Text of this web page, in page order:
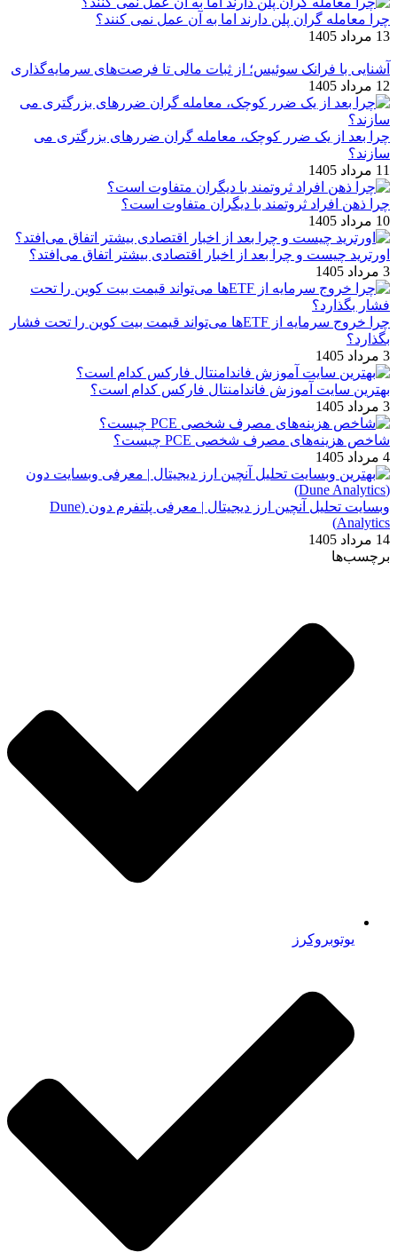
چرا معامله ‌گران پلن دارند اما به آن عمل نمی ‌کنند؟
13 مرداد 1405
آشنایی با فرانک سوئیس؛ از ثبات مالی تا فرصت‌های سرمایه‌گذاری
12 مرداد 1405
چرا بعد از یک ضرر کوچک، معامله‌ گران ضررهای بزرگتری می
‌سازند؟
11 مرداد 1405
چرا ذهن افراد ثروتمند با دیگران متفاوت است؟
10 مرداد 1405
اورترید چیست و چرا بعد از اخبار اقتصادی بیشتر اتفاق می‌افتد؟
3 مرداد 1405
چرا خروج سرمایه از ETFها می‌تواند قیمت بیت‌ کوین را تحت فشار
بگذارد؟
3 مرداد 1405
بهترین سایت آموزش فاندامنتال فارکس کدام است؟
3 مرداد 1405
شاخص هزینه‌های مصرف شخصی PCE چیست؟
4 مرداد 1405
وبسایت تحلیل آنچین ارز دیجیتال | معرفی پلتفرم دون (Dune
Analytics)
14 مرداد 1405
برچسب‌ها
یوتوبروکرز